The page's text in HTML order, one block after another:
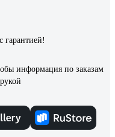
гарантией!
информация по заказам